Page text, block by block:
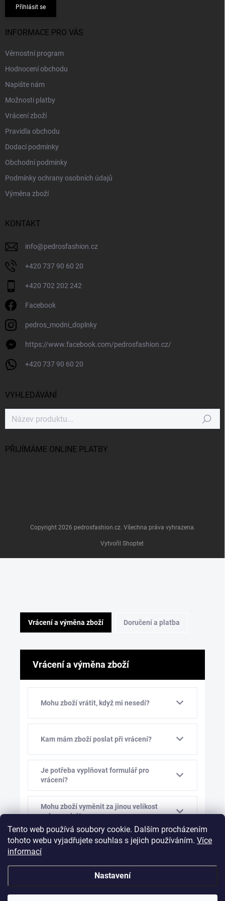
Tento web používá soubory cookie. Dalším procházením
tohoto webu vyjadřujete souhlas s jejich používáním. Více
informací
Nastavení
Přihlásit se
INFORMACE PRO VÁS
Věrnostní program
Hodnocení obchodu
Napište nám
Možnosti platby
Vrácení zboží
Pravidla obchodu
Dodací podmínky
Obchodní podmínky
Podmínky ochrany osobních údajů
Výměna zboží
KONTAKT
info@pedrosfashion.cz
+420 737 90 60 20
+420 702 202 242
Facebook
pedros_modni_doplnky
https://www.facebook.com/pedrosfashion.cz/
+420 737 90 60 20
VYHLEDÁVÁNÍ
Hledat
PŘIJÍMÁME ONLINE PLATBY
Vytvořil Shoptet
Copyright 2026 pedrosfashion.cz. Všechna práva vyhrazena.
Vrácení a výměna zboží Doručení a platba
Vrácení a výměna zboží
Mohu zboží vrátit, když mi nesedí?
Kam mám zboží poslat při vrácení?
Je potřeba vyplňovat formulář pro
vrácení?
Mohu zboží vyměnit za jinou velikost
nebo model?
Kolik stojí výměna zboží?